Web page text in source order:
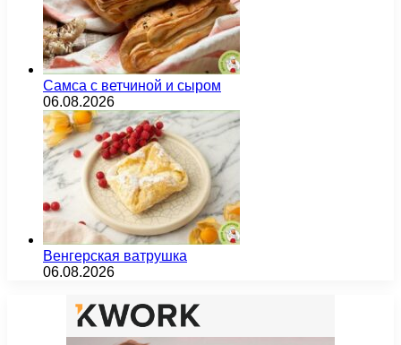
Самса с ветчиной и сыром
06.08.2026
Венгерская ватрушка
06.08.2026